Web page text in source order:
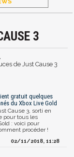
3
de Just Cause 3
gratuit quelques
du Xbox Live Gold
Cause 3, sorti en
pour tous les
: voici pour
procéder !
02/11/2018, 11:28